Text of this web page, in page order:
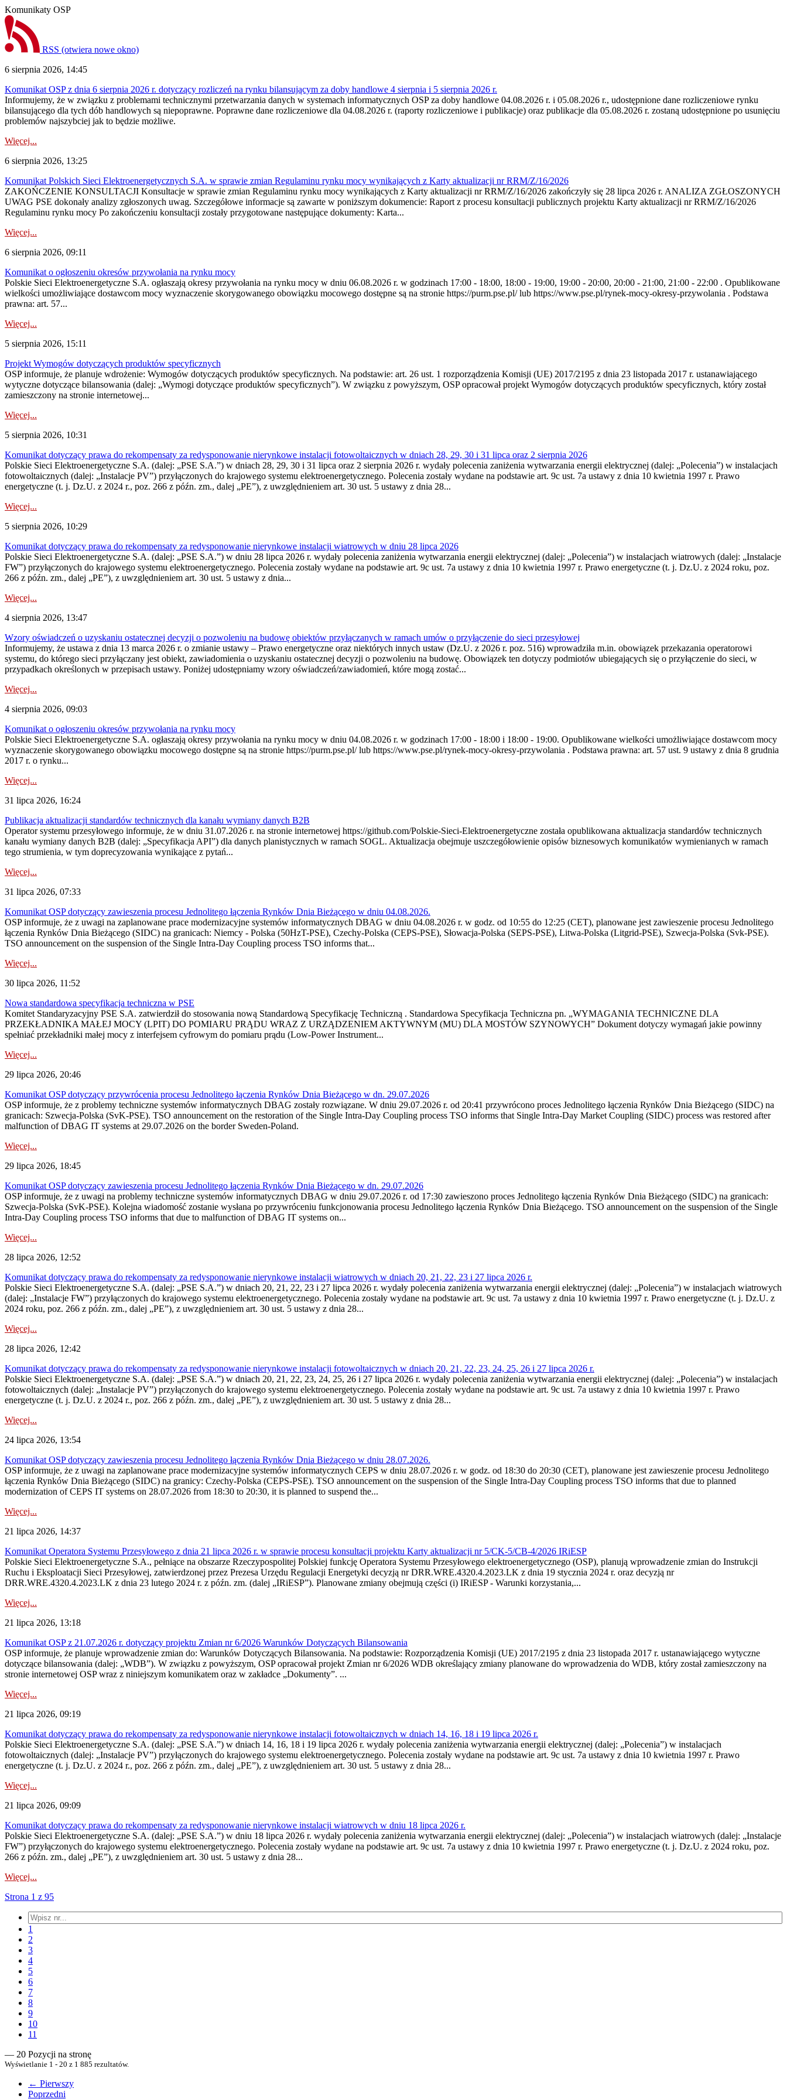
Komunikaty OSP
RSS (otwiera nowe okno)
6 sierpnia 2026, 14:45
Komunikat OSP z dnia 6 sierpnia 2026 r. dotyczący rozliczeń na rynku bilansującym za doby handlowe 4 sierpnia i 5 sierpnia 2026 r.
Informujemy, że w związku z problemami technicznymi przetwarzania danych w systemach informatycznych OSP za doby handlowe 04.08.2026 r. i 05.08.2026 r., udostępnione dane rozliczeniowe rynku
bilansującego dla tych dób handlowych są niepoprawne. Poprawne dane rozliczeniowe dla 04.08.2026 r. (raporty rozliczeniowe i publikacje) oraz publikacje dla 05.08.2026 r. zostaną udostępnione po usunięciu
problemów najszybciej jak to będzie możliwe.
Więcej...
6 sierpnia 2026, 13:25
Komunikat Polskich Sieci Elektroenergetycznych S.A. w sprawie zmian Regulaminu rynku mocy wynikających z Karty aktualizacji nr RRM/Z/16/2026
ZAKOŃCZENIE KONSULTACJI Konsultacje w sprawie zmian Regulaminu rynku mocy wynikających z Karty aktualizacji nr RRM/Z/16/2026 zakończyły się 28 lipca 2026 r. ANALIZA ZGŁOSZONYCH
UWAG PSE dokonały analizy zgłoszonych uwag. Szczegółowe informacje są zawarte w poniższym dokumencie: Raport z procesu konsultacji publicznych projektu Karty aktualizacji nr RRM/Z/16/2026
Regulaminu rynku mocy Po zakończeniu konsultacji zostały przygotowane następujące dokumenty: Karta...
Więcej...
6 sierpnia 2026, 09:11
Komunikat o ogłoszeniu okresów przywołania na rynku mocy
Polskie Sieci Elektroenergetyczne S.A. ogłaszają okresy przywołania na rynku mocy w dniu 06.08.2026 r. w godzinach 17:00 - 18:00, 18:00 - 19:00, 19:00 - 20:00, 20:00 - 21:00, 21:00 - 22:00 . Opublikowane
wielkości umożliwiające dostawcom mocy wyznaczenie skorygowanego obowiązku mocowego dostępne są na stronie https://purm.pse.pl/ lub https://www.pse.pl/rynek-mocy-okresy-przywolania . Podstawa
prawna: art. 57...
Więcej...
5 sierpnia 2026, 15:11
Projekt Wymogów dotyczących produktów specyficznych
OSP informuje, że planuje wdrożenie: Wymogów dotyczących produktów specyficznych. Na podstawie: art. 26 ust. 1 rozporządzenia Komisji (UE) 2017/2195 z dnia 23‍ listopada 2017 r. ustanawiającego
wytyczne dotyczące bilansowania (dalej: „Wymogi dotyczące produktów specyficznych”). W związku z powyższym, OSP opracował projekt Wymogów dotyczących produktów specyficznych, który został
zamieszczony na stronie internetowej...
Więcej...
5 sierpnia 2026, 10:31
Komunikat dotyczący prawa do rekompensaty za redysponowanie nierynkowe instalacji fotowoltaicznych w dniach 28, 29, 30 i 31 lipca oraz 2 sierpnia 2026
Polskie Sieci Elektroenergetyczne S.A. (dalej: „PSE S.A.”) w dniach 28, 29, 30 i 31 lipca oraz 2 sierpnia 2026 r. wydały polecenia zaniżenia wytwarzania energii elektrycznej (dalej: „Polecenia”) w instalacjach
fotowoltaicznych (dalej: „Instalacje PV”) przyłączonych do krajowego systemu elektroenergetycznego. Polecenia zostały wydane na podstawie art. 9c ust. 7a ustawy z dnia 10 kwietnia 1997 r. Prawo
energetyczne (t. j. Dz.U. z 2024 r., poz. 266 z późn. zm., dalej „PE”), z uwzględnieniem art. 30 ust. 5 ustawy z dnia 28...
Więcej...
5 sierpnia 2026, 10:29
Komunikat dotyczący prawa do rekompensaty za redysponowanie nierynkowe instalacji wiatrowych w dniu 28 lipca 2026
Polskie Sieci Elektroenergetyczne S.A. (dalej: „PSE S.A.”) w dniu 28 lipca 2026 r. wydały polecenia zaniżenia wytwarzania energii elektrycznej (dalej: „Polecenia”) w instalacjach wiatrowych (dalej: „Instalacje
FW”) przyłączonych do krajowego systemu elektroenergetycznego. Polecenia zostały wydane na podstawie art. 9c ust. 7a ustawy z dnia 10 kwietnia 1997 r. Prawo energetyczne (t. j. Dz.U. z 2024 roku, poz.
266 z późn. zm., dalej „PE”), z uwzględnieniem art. 30 ust. 5 ustawy z dnia...
Więcej...
4 sierpnia 2026, 13:47
Wzory oświadczeń o uzyskaniu ostatecznej decyzji o pozwoleniu na budowę obiektów przyłączanych w ramach umów o przyłączenie do sieci przesyłowej
Informujemy, że ustawa z dnia 13 marca 2026 r. o zmianie ustawy – Prawo energetyczne oraz niektórych innych ustaw (Dz.U. z 2026 r. poz. 516) wprowadziła m.in. obowiązek przekazania operatorowi
systemu, do którego sieci przyłączany jest obiekt, zawiadomienia o uzyskaniu ostatecznej decyzji o pozwoleniu na budowę. Obowiązek ten dotyczy podmiotów ubiegających się o przyłączenie do sieci, w
przypadkach określonych w przepisach ustawy. Poniżej udostępniamy wzory oświadczeń/zawiadomień, które mogą zostać...
Więcej...
4 sierpnia 2026, 09:03
Komunikat o ogłoszeniu okresów przywołania na rynku mocy
Polskie Sieci Elektroenergetyczne S.A. ogłaszają okresy przywołania na rynku mocy w dniu 04.08.2026 r. w godzinach 17:00 - 18:00 i 18:00 - 19:00. Opublikowane wielkości umożliwiające dostawcom mocy
wyznaczenie skorygowanego obowiązku mocowego dostępne są na stronie https://purm.pse.pl/ lub https://www.pse.pl/rynek-mocy-okresy-przywolania . Podstawa prawna: art. 57 ust. 9 ustawy z dnia 8 grudnia
2017 r. o rynku...
Więcej...
31 lipca 2026, 16:24
Publikacja aktualizacji standardów technicznych dla kanału wymiany danych B2B
Operator systemu przesyłowego informuje, że w dniu 31.07.2026 r. na stronie internetowej https://github.com/Polskie-Sieci-Elektroenergetyczne została opublikowana aktualizacja standardów technicznych
kanału wymiany danych B2B (dalej: „Specyfikacja API”) dla danych planistycznych w ramach SOGL. Aktualizacja obejmuje uszczegółowienie opisów biznesowych komunikatów wymienianych w ramach
tego strumienia, w tym doprecyzowania wynikające z pytań...
Więcej...
31 lipca 2026, 07:33
Komunikat OSP dotyczący zawieszenia procesu Jednolitego łączenia Rynków Dnia Bieżącego w dniu 04.08.2026.
OSP informuje, że z uwagi na zaplanowane prace modernizacyjne systemów informatycznych DBAG w dniu 04.08.2026 r. w godz. od 10:55 do 12:25 (CET), planowane jest zawieszenie procesu Jednolitego
łączenia Rynków Dnia Bieżącego (SIDC) na granicach: Niemcy - Polska (50HzT-PSE), Czechy-Polska (CEPS-PSE), Słowacja-Polska (SEPS-PSE), Litwa-Polska (Litgrid-PSE), Szwecja-Polska (Svk-PSE).
TSO announcement on the suspension of the Single Intra-Day Coupling process TSO informs that...
Więcej...
30 lipca 2026, 11:52
Nowa standardowa specyfikacja techniczna w PSE
Komitet Standaryzacyjny PSE S.A. zatwierdził do stosowania nową Standardową Specyfikację Techniczną . Standardowa Specyfikacja Techniczna pn. „WYMAGANIA TECHNICZNE DLA
PRZEKŁADNIKA MAŁEJ MOCY (LPIT) DO POMIARU PRĄDU WRAZ Z URZĄDZENIEM AKTYWNYM (MU) DLA MOSTÓW SZYNOWYCH” Dokument dotyczy wymagań jakie powinny
spełniać przekładniki małej mocy z interfejsem cyfrowym do pomiaru prądu (Low-Power Instrument...
Więcej...
29 lipca 2026, 20:46
Komunikat OSP dotyczący przywrócenia procesu Jednolitego łączenia Rynków Dnia Bieżącego w dn. 29.07.2026
OSP informuje, że z problemy techniczne systemów informatycznych DBAG zostały rozwiązane. W dniu 29.07.2026 r. od 20:41 przywrócono proces Jednolitego łączenia Rynków Dnia Bieżącego (SIDC) na
granicach: Szwecja-Polska (SvK-PSE). TSO announcement on the restoration of the Single Intra-Day Coupling process TSO informs that Single Intra-Day Market Coupling (SIDC) process was restored after
malfunction of DBAG IT systems at 29.07.2026 on the border Sweden-Poland.
Więcej...
29 lipca 2026, 18:45
Komunikat OSP dotyczący zawieszenia procesu Jednolitego łączenia Rynków Dnia Bieżącego w dn. 29.07.2026
OSP informuje, że z uwagi na problemy techniczne systemów informatycznych DBAG w dniu 29.07.2026 r. od 17:30 zawieszono proces Jednolitego łączenia Rynków Dnia Bieżącego (SIDC) na granicach:
Szwecja-Polska (SvK-PSE). Kolejna wiadomość zostanie wysłana po przywróceniu funkcjonowania procesu Jednolitego łączenia Rynków Dnia Bieżącego. TSO announcement on the suspension of the Single
Intra-Day Coupling process TSO informs that due to malfunction of DBAG IT systems on...
Więcej...
28 lipca 2026, 12:52
Komunikat dotyczący prawa do rekompensaty za redysponowanie nierynkowe instalacji wiatrowych w dniach 20, 21, 22, 23 i 27 lipca 2026 r.
Polskie Sieci Elektroenergetyczne S.A. (dalej: „PSE S.A.”) w dniach 20, 21, 22, 23 i 27 lipca 2026 r. wydały polecenia zaniżenia wytwarzania energii elektrycznej (dalej: „Polecenia”) w instalacjach wiatrowych
(dalej: „Instalacje FW”) przyłączonych do krajowego systemu elektroenergetycznego. Polecenia zostały wydane na podstawie art. 9c ust. 7a ustawy z dnia 10 kwietnia 1997 r. Prawo energetyczne (t. j. Dz.U. z
2024 roku, poz. 266 z późn. zm., dalej „PE”), z uwzględnieniem art. 30 ust. 5 ustawy z dnia 28...
Więcej...
28 lipca 2026, 12:42
Komunikat dotyczący prawa do rekompensaty za redysponowanie nierynkowe instalacji fotowoltaicznych w dniach 20, 21, 22, 23, 24, 25, 26 i 27 lipca 2026 r.
Polskie Sieci Elektroenergetyczne S.A. (dalej: „PSE S.A.”) w dniach 20, 21, 22, 23, 24, 25, 26 i 27 lipca 2026 r. wydały polecenia zaniżenia wytwarzania energii elektrycznej (dalej: „Polecenia”) w instalacjach
fotowoltaicznych (dalej: „Instalacje PV”) przyłączonych do krajowego systemu elektroenergetycznego. Polecenia zostały wydane na podstawie art. 9c ust. 7a ustawy z dnia 10 kwietnia 1997 r. Prawo
energetyczne (t. j. Dz.U. z 2024 r., poz. 266 z późn. zm., dalej „PE”), z uwzględnieniem art. 30 ust. 5 ustawy z dnia 28...
Więcej...
24 lipca 2026, 13:54
Komunikat OSP dotyczący zawieszenia procesu Jednolitego łączenia Rynków Dnia Bieżącego w dniu 28.07.2026.
OSP informuje, że z uwagi na zaplanowane prace modernizacyjne systemów informatycznych CEPS w dniu 28.07.2026 r. w godz. od 18:30 do 20:30 (CET), planowane jest zawieszenie procesu Jednolitego
łączenia Rynków Dnia Bieżącego (SIDC) na granicy: Czechy-Polska (CEPS-PSE). TSO announcement on the suspension of the Single Intra-Day Coupling process TSO informs that due to planned
modernization of CEPS IT systems on 28.07.2026 from 18:30 to 20:30, it is planned to suspend the...
Więcej...
21 lipca 2026, 14:37
Komunikat Operatora Systemu Przesyłowego z dnia 21 lipca 2026 r. w sprawie procesu konsultacji projektu Karty aktualizacji nr 5/CK-5/CB-4/2026 IRiESP
Polskie Sieci Elektroenergetyczne S.A., pełniące na obszarze Rzeczypospolitej Polskiej funkcję Operatora Systemu Przesyłowego elektroenergetycznego (OSP), planują wprowadzenie zmian do Instrukcji
Ruchu i Eksploatacji Sieci Przesyłowej, zatwierdzonej przez Prezesa Urzędu Regulacji Energetyki decyzją nr DRR.WRE.4320.4.2023.LK z dnia 19 stycznia 2024 r. oraz decyzją nr
DRR.WRE.4320.4.2023.LK z dnia 23 lutego 2024 r. z późn. zm. (dalej „IRiESP”). Planowane zmiany obejmują części (i) IRiESP - Warunki korzystania,...
Więcej...
21 lipca 2026, 13:18
Komunikat OSP z 21.07.2026 r. dotyczący projektu Zmian nr 6/2026 Warunków Dotyczących Bilansowania
OSP informuje, że planuje wprowadzenie zmian do: Warunków Dotyczących Bilansowania. Na podstawie: Rozporządzenia Komisji (UE) 2017/2195 z dnia 23‍ listopada 2017 r. ustanawiającego wytyczne
dotyczące bilansowania (dalej: „WDB”). W związku z powyższym, OSP opracował projekt Zmian nr 6/2026 WDB określający zmiany planowane do wprowadzenia do WDB, który został zamieszczony na
stronie internetowej OSP wraz z niniejszym komunikatem oraz w zakładce „Dokumenty”. ...
Więcej...
21 lipca 2026, 09:19
Komunikat dotyczący prawa do rekompensaty za redysponowanie nierynkowe instalacji fotowoltaicznych w dniach 14, 16, 18 i 19 lipca 2026 r.
Polskie Sieci Elektroenergetyczne S.A. (dalej: „PSE S.A.”) w dniach 14, 16, 18 i 19 lipca 2026 r. wydały polecenia zaniżenia wytwarzania energii elektrycznej (dalej: „Polecenia”) w instalacjach
fotowoltaicznych (dalej: „Instalacje PV”) przyłączonych do krajowego systemu elektroenergetycznego. Polecenia zostały wydane na podstawie art. 9c ust. 7a ustawy z dnia 10 kwietnia 1997 r. Prawo
energetyczne (t. j. Dz.U. z 2024 r., poz. 266 z późn. zm., dalej „PE”), z uwzględnieniem art. 30 ust. 5 ustawy z dnia 28...
Więcej...
21 lipca 2026, 09:09
Komunikat dotyczący prawa do rekompensaty za redysponowanie nierynkowe instalacji wiatrowych w dniu 18 lipca 2026 r.
Polskie Sieci Elektroenergetyczne S.A. (dalej: „PSE S.A.”) w dniu 18 lipca 2026 r. wydały polecenia zaniżenia wytwarzania energii elektrycznej (dalej: „Polecenia”) w instalacjach wiatrowych (dalej: „Instalacje
FW”) przyłączonych do krajowego systemu elektroenergetycznego. Polecenia zostały wydane na podstawie art. 9c ust. 7a ustawy z dnia 10 kwietnia 1997 r. Prawo energetyczne (t. j. Dz.U. z 2024 roku, poz.
266 z późn. zm., dalej „PE”), z uwzględnieniem art. 30 ust. 5 ustawy z dnia 28...
Więcej...
Strona 1 z 95
1
2
3
4
5
6
7
8
9
10
11
— 20 Pozycji na stronę
Wyświetlanie 1 - 20 z 1 885 rezultatów.
← Pierwszy
Poprzedni